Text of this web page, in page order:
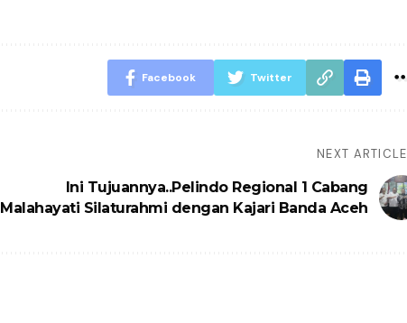
Facebook Twitter
NEXT ARTICLE
Ini Tujuannya..Pelindo Regional 1 Cabang
Malahayati Silaturahmi dengan Kajari Banda Aceh